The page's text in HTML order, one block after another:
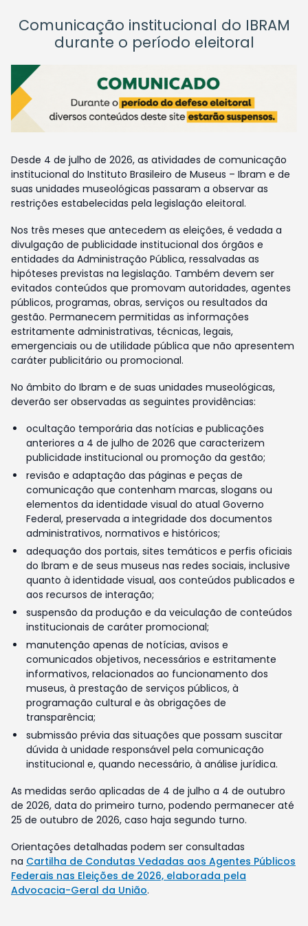
Comunicação institucional do IBRAM
durante o período eleitoral
Desde 4 de julho de 2026, as atividades de comunicação
institucional do Instituto Brasileiro de Museus – Ibram e de
suas unidades museológicas passaram a observar as
restrições estabelecidas pela legislação eleitoral.
Nos três meses que antecedem as eleições, é vedada a
divulgação de publicidade institucional dos órgãos e
entidades da Administração Pública, ressalvadas as
hipóteses previstas na legislação. Também devem ser
evitados conteúdos que promovam autoridades, agentes
públicos, programas, obras, serviços ou resultados da
gestão. Permanecem permitidas as informações
estritamente administrativas, técnicas, legais,
emergenciais ou de utilidade pública que não apresentem
caráter publicitário ou promocional.
No âmbito do Ibram e de suas unidades museológicas,
deverão ser observadas as seguintes providências:
ocultação temporária das notícias e publicações
anteriores a 4 de julho de 2026 que caracterizem
publicidade institucional ou promoção da gestão;
revisão e adaptação das páginas e peças de
comunicação que contenham marcas, slogans ou
elementos da identidade visual do atual Governo
Federal, preservada a integridade dos documentos
administrativos, normativos e históricos;
adequação dos portais, sites temáticos e perfis oficiais
do Ibram e de seus museus nas redes sociais, inclusive
quanto à identidade visual, aos conteúdos publicados e
aos recursos de interação;
suspensão da produção e da veiculação de conteúdos
institucionais de caráter promocional;
manutenção apenas de notícias, avisos e
comunicados objetivos, necessários e estritamente
informativos, relacionados ao funcionamento dos
museus, à prestação de serviços públicos, à
programação cultural e às obrigações de
transparência;
submissão prévia das situações que possam suscitar
dúvida à unidade responsável pela comunicação
institucional e, quando necessário, à análise jurídica.
As medidas serão aplicadas de 4 de julho a 4 de outubro
de 2026, data do primeiro turno, podendo permanecer até
25 de outubro de 2026, caso haja segundo turno.
Orientações detalhadas podem ser consultadas
na Cartilha de Condutas Vedadas aos Agentes Públicos
Federais nas Eleições de 2026, elaborada pela
Advocacia-Geral da União.